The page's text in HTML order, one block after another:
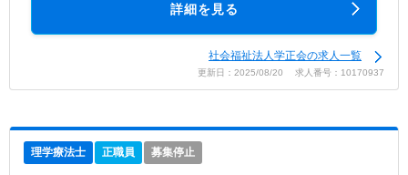
詳細を見る
社会福祉法人学正会の求人一覧
更新日：2025/08/20 求人番号：10170937
理学療法士 正職員 募集停止